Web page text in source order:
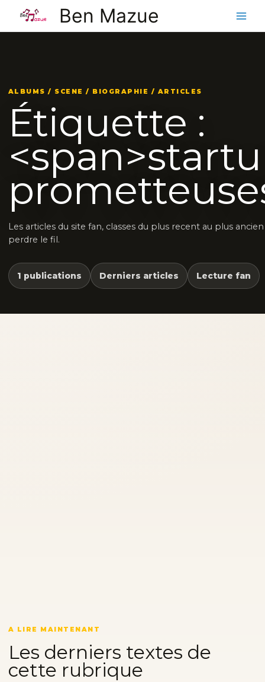
contenu
Ben Mazue
ALBUMS / SCENE / BIOGRAPHIE / ARTICLES
Étiquette :
Les articles du site fan, classes du plus recent au plus
perdre le fil.
1 publications Derniers articles Lecture fan
A LIRE MAINTENANT
Les derniers textes de
cette rubrique